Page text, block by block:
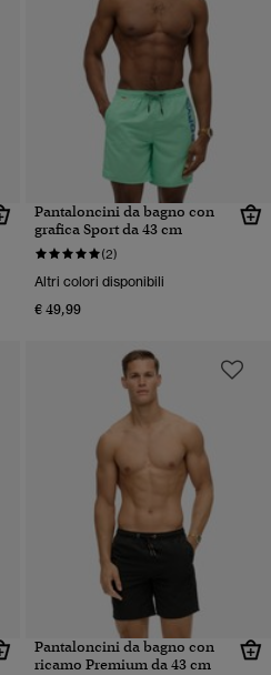
Pantaloncini da bagno con
grafica Sport da 43 cm
(2)
Altri colori disponibili
€ 49,99
Pantaloncini da bagno con
ricamo Premium da 43 cm